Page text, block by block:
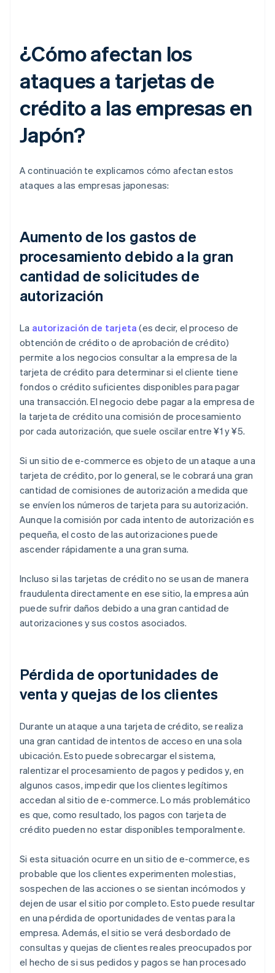
¿Cómo afectan los
ataques a tarjetas de
crédito a las empresas en
Japón?
A continuación te explicamos cómo afectan estos
ataques a las empresas japonesas:
Aumento de los gastos de
procesamiento debido a la gran
cantidad de solicitudes de
autorización
La autorización de tarjeta (es decir, el proceso de
obtención de crédito o de aprobación de crédito)
permite a los negocios consultar a la empresa de la
tarjeta de crédito para determinar si el cliente tiene
fondos o crédito suficientes disponibles para pagar
una transacción. El negocio debe pagar a la empresa de
la tarjeta de crédito una comisión de procesamiento
por cada autorización, que suele oscilar entre ¥1 y ¥5.
Si un sitio de e-commerce es objeto de un ataque a una
tarjeta de crédito, por lo general, se le cobrará una gran
cantidad de comisiones de autorización a medida que
se envíen los números de tarjeta para su autorización.
Aunque la comisión por cada intento de autorización es
pequeña, el costo de las autorizaciones puede
ascender rápidamente a una gran suma.
Incluso si las tarjetas de crédito no se usan de manera
fraudulenta directamente en ese sitio, la empresa aún
puede sufrir daños debido a una gran cantidad de
autorizaciones y sus costos asociados.
Pérdida de oportunidades de
venta y quejas de los clientes
Durante un ataque a una tarjeta de crédito, se realiza
una gran cantidad de intentos de acceso en una sola
ubicación. Esto puede sobrecargar el sistema,
ralentizar el procesamiento de pagos y pedidos y, en
algunos casos, impedir que los clientes legítimos
accedan al sitio de e-commerce. Lo más problemático
es que, como resultado, los pagos con tarjeta de
crédito pueden no estar disponibles temporalmente.
Si esta situación ocurre en un sitio de e-commerce, es
probable que los clientes experimenten molestias,
sospechen de las acciones o se sientan incómodos y
dejen de usar el sitio por completo. Esto puede resultar
en una pérdida de oportunidades de ventas para la
empresa. Además, el sitio se verá desbordado de
consultas y quejas de clientes reales preocupados por
el hecho de si sus pedidos y pagos se han procesado